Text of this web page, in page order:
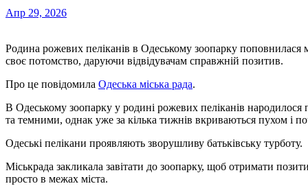
Апр 29, 2026
Родина рожевих пеліканів в Одеському зоопарку
своє потомство, даруючи відвідувачам справжній позитив.
Про це повідомила Одеська міська рада.
В Одеському зоопарку у родині рожевих пеліканів
та темними, однак уже за кілька тижнів вкриваються пухом і
Одеські пелікани проявляють зворушливу батьківську турботу.
Міськрада закликала завітати до зоопарку, щоб отримати
просто в межах міста.